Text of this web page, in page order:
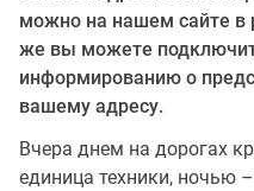
можно на нашем сайте в
же вы можете
информированию о
вашему адресу.
Вчера днем на дорогах
единица техники, ночью